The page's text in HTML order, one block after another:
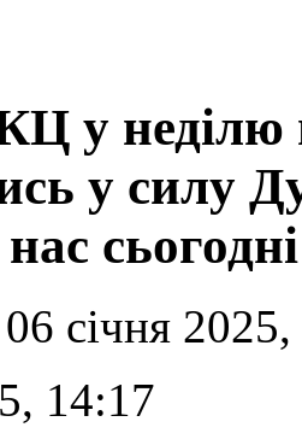
у неділю
у силу
січня
14:17